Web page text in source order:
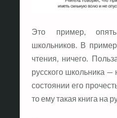
Это пример,
школьников. В
чтения, ничего.
русского школьника —
состоянии его
то ему такая книга на